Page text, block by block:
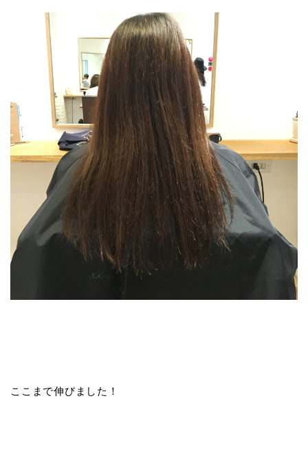
ここまで伸びました！